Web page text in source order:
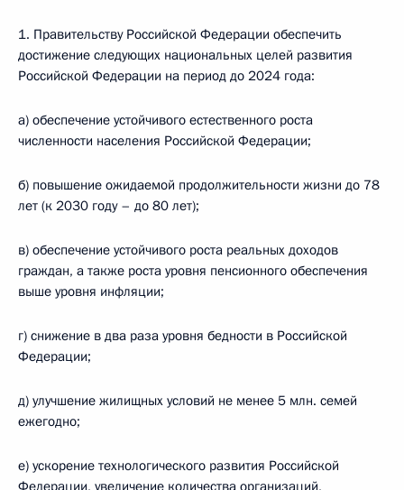
1. Правительству Российской Федерации обеспечить
достижение следующих национальных целей развития
Российской Федерации на период до 2024 года:
а) обеспечение устойчивого естественного роста
численности населения Российской Федерации;
б) повышение ожидаемой продолжительности жизни до 78
лет (к 2030 году – до 80 лет);
в) обеспечение устойчивого роста реальных доходов
граждан, а также роста уровня пенсионного обеспечения
выше уровня инфляции;
г) снижение в два раза уровня бедности в Российской
Федерации;
д) улучшение жилищных условий не менее 5 млн. семей
ежегодно;
е) ускорение технологического развития Российской
Федерации, увеличение количества организаций,